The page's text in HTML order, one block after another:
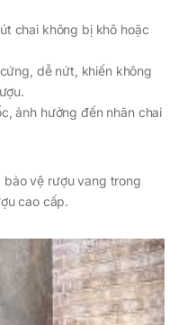
chai không bị khô hoặc
dễ nứt, khiến không
ảnh hưởng đến nhãn chai
vệ rượu vang trong
cao cấp.